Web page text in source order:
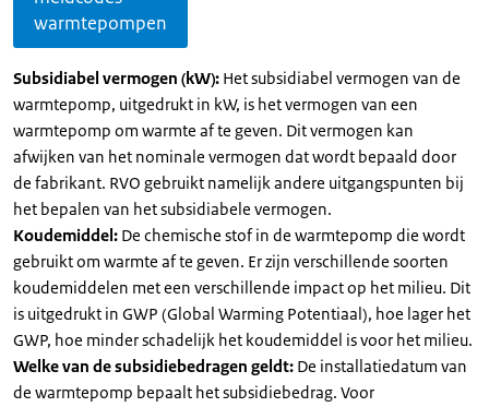
warmtepompen
Subsidiabel vermogen (kW): Het subsidiabel vermogen van de
warmtepomp, uitgedrukt in kW, is het vermogen van een
warmtepomp om warmte af te geven. Dit vermogen kan
afwijken van het nominale vermogen dat wordt bepaald door
de fabrikant. RVO gebruikt namelijk andere uitgangspunten bij
het bepalen van het subsidiabele vermogen.
Koudemiddel: De chemische stof in de warmtepomp die wordt
gebruikt om warmte af te geven. Er zijn verschillende soorten
koudemiddelen met een verschillende impact op het milieu. Dit
is uitgedrukt in GWP (Global Warming Potentiaal), hoe lager het
GWP, hoe minder schadelijk het koudemiddel is voor het milieu.
Welke van de subsidiebedragen geldt: De installatiedatum van
de warmtepomp bepaalt het subsidiebedrag. Voor